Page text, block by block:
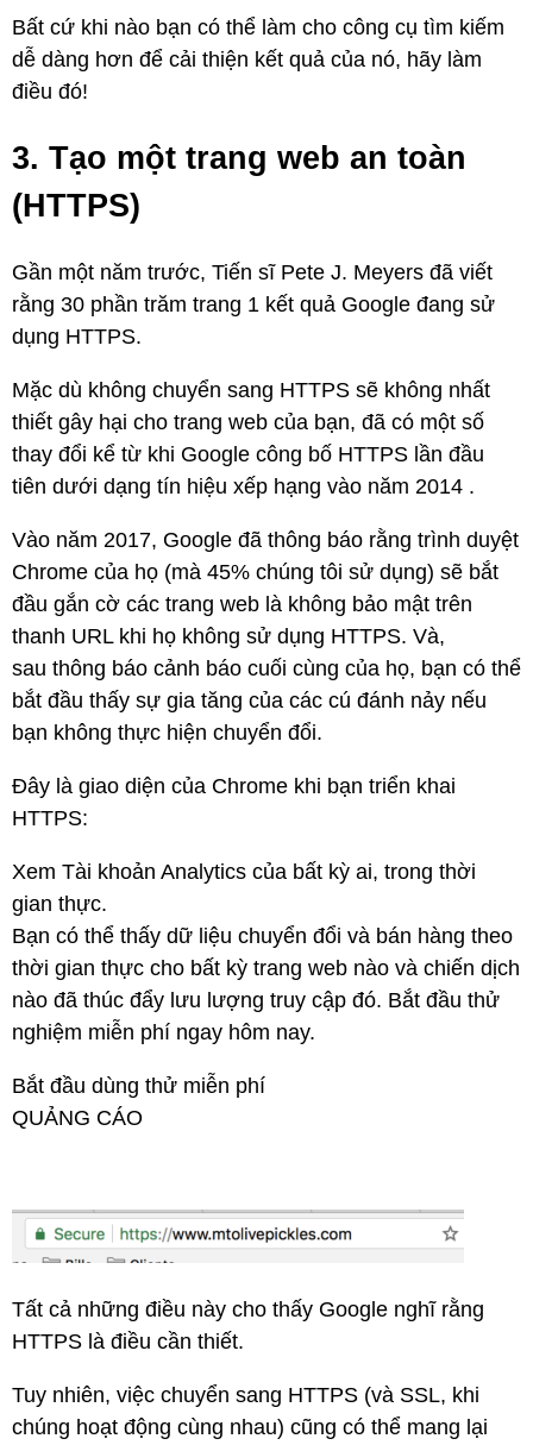
Bất cứ khi nào bạn có thể làm cho công cụ tìm kiếm
dễ dàng hơn để cải thiện kết quả của nó, hãy làm
điều đó!
3. Tạo một trang web an toàn
(HTTPS)
Gần một năm trước, Tiến sĩ Pete J. Meyers đã viết
rằng 30 phần trăm trang 1 kết quả Google đang sử
dụng HTTPS.
Mặc dù không chuyển sang HTTPS sẽ không nhất
thiết gây hại cho trang web của bạn, đã có một số
thay đổi kể từ khi Google công bố HTTPS lần đầu
tiên dưới dạng tín hiệu xếp hạng vào năm 2014 .
Vào năm 2017, Google đã thông báo rằng trình duyệt
Chrome của họ (mà 45% chúng tôi sử dụng) sẽ bắt
đầu gắn cờ các trang web là không bảo mật trên
thanh URL khi họ không sử dụng HTTPS. Và,
sau thông báo cảnh báo cuối cùng của họ, bạn có thể
bắt đầu thấy sự gia tăng của các cú đánh nảy nếu
bạn không thực hiện chuyển đổi.
Đây là giao diện của Chrome khi bạn triển khai
HTTPS:
Xem Tài khoản Analytics của bất kỳ ai, trong thời
gian thực.
Bạn có thể thấy dữ liệu chuyển đổi và bán hàng theo
thời gian thực cho bất kỳ trang web nào và chiến dịch
nào đã thúc đẩy lưu lượng truy cập đó. Bắt đầu thử
nghiệm miễn phí ngay hôm nay.
Bắt đầu dùng thử miễn phí
QUẢNG CÁO
Tất cả những điều này cho thấy Google nghĩ rằng
HTTPS là điều cần thiết.
Tuy nhiên, việc chuyển sang HTTPS (và SSL, khi
chúng hoạt động cùng nhau) cũng có thể mang lại